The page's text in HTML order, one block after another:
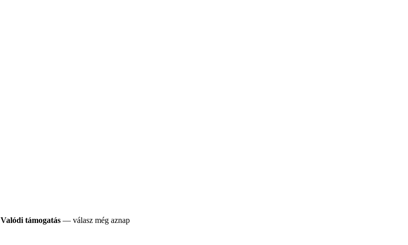
Valódi támogatás — válasz még aznap